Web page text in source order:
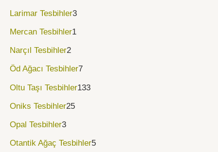
Larimar Tesbihler3
Mercan Tesbihler1
Narçıl Tesbihler2
Öd Ağacı Tesbihler7
Oltu Taşı Tesbihler133
Oniks Tesbihler25
Opal Tesbihler3
Otantik Ağaç Tesbihler5